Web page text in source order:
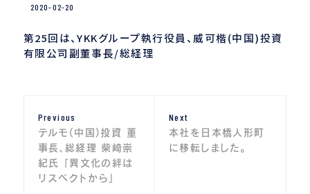
2020-02-20
第25回は、YKKグループ執行役員、威可楷(中国)投資
有限公司副董事長/総経理
稿
ナ
ビ
Previous
post:
テルモ(中国)投資 董
事長、総経理 柴崎崇
紀氏 「異文化の絆は
リスペクトから」
Next
post:
本社を日本橋人形町
に移転しました。